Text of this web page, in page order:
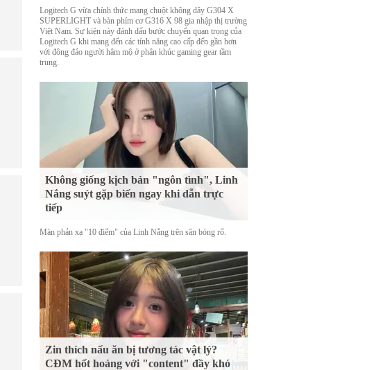
Logitech G vừa chính thức mang chuột không dây G304 X
SUPERLIGHT và bàn phím cơ G316 X 98 gia nhập thị trường
Việt Nam. Sự kiện này đánh dấu bước chuyển quan trọng của
Logitech G khi mang đến các tính năng cao cấp đến gần hơn
với đông đảo người hâm mộ ở phân khúc gaming gear tầm
trung.
Không giống kịch bản "ngôn tình", Linh
Nắng suýt gặp biến ngay khi dẫn trực
tiếp
Màn phản xạ "10 điểm" của Linh Nắng trên sân bóng rổ.
Zin thích nấu ăn bị tương tác vật lý?
CĐM hốt hoảng với "content" đầy khó